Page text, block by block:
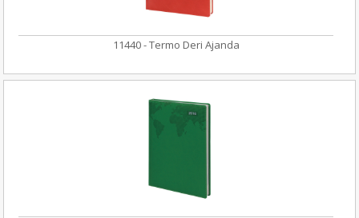
11440 - Termo Deri Ajanda